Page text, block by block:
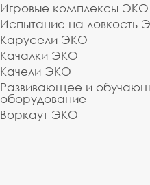
Игровые комплексы ЭКО
Испытание на ловкость
Карусели ЭКО
Качалки ЭКО
Качели ЭКО
Развивающее и
оборудование
Воркаут ЭКО